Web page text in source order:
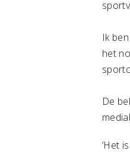
Ik
het
De
‘Het